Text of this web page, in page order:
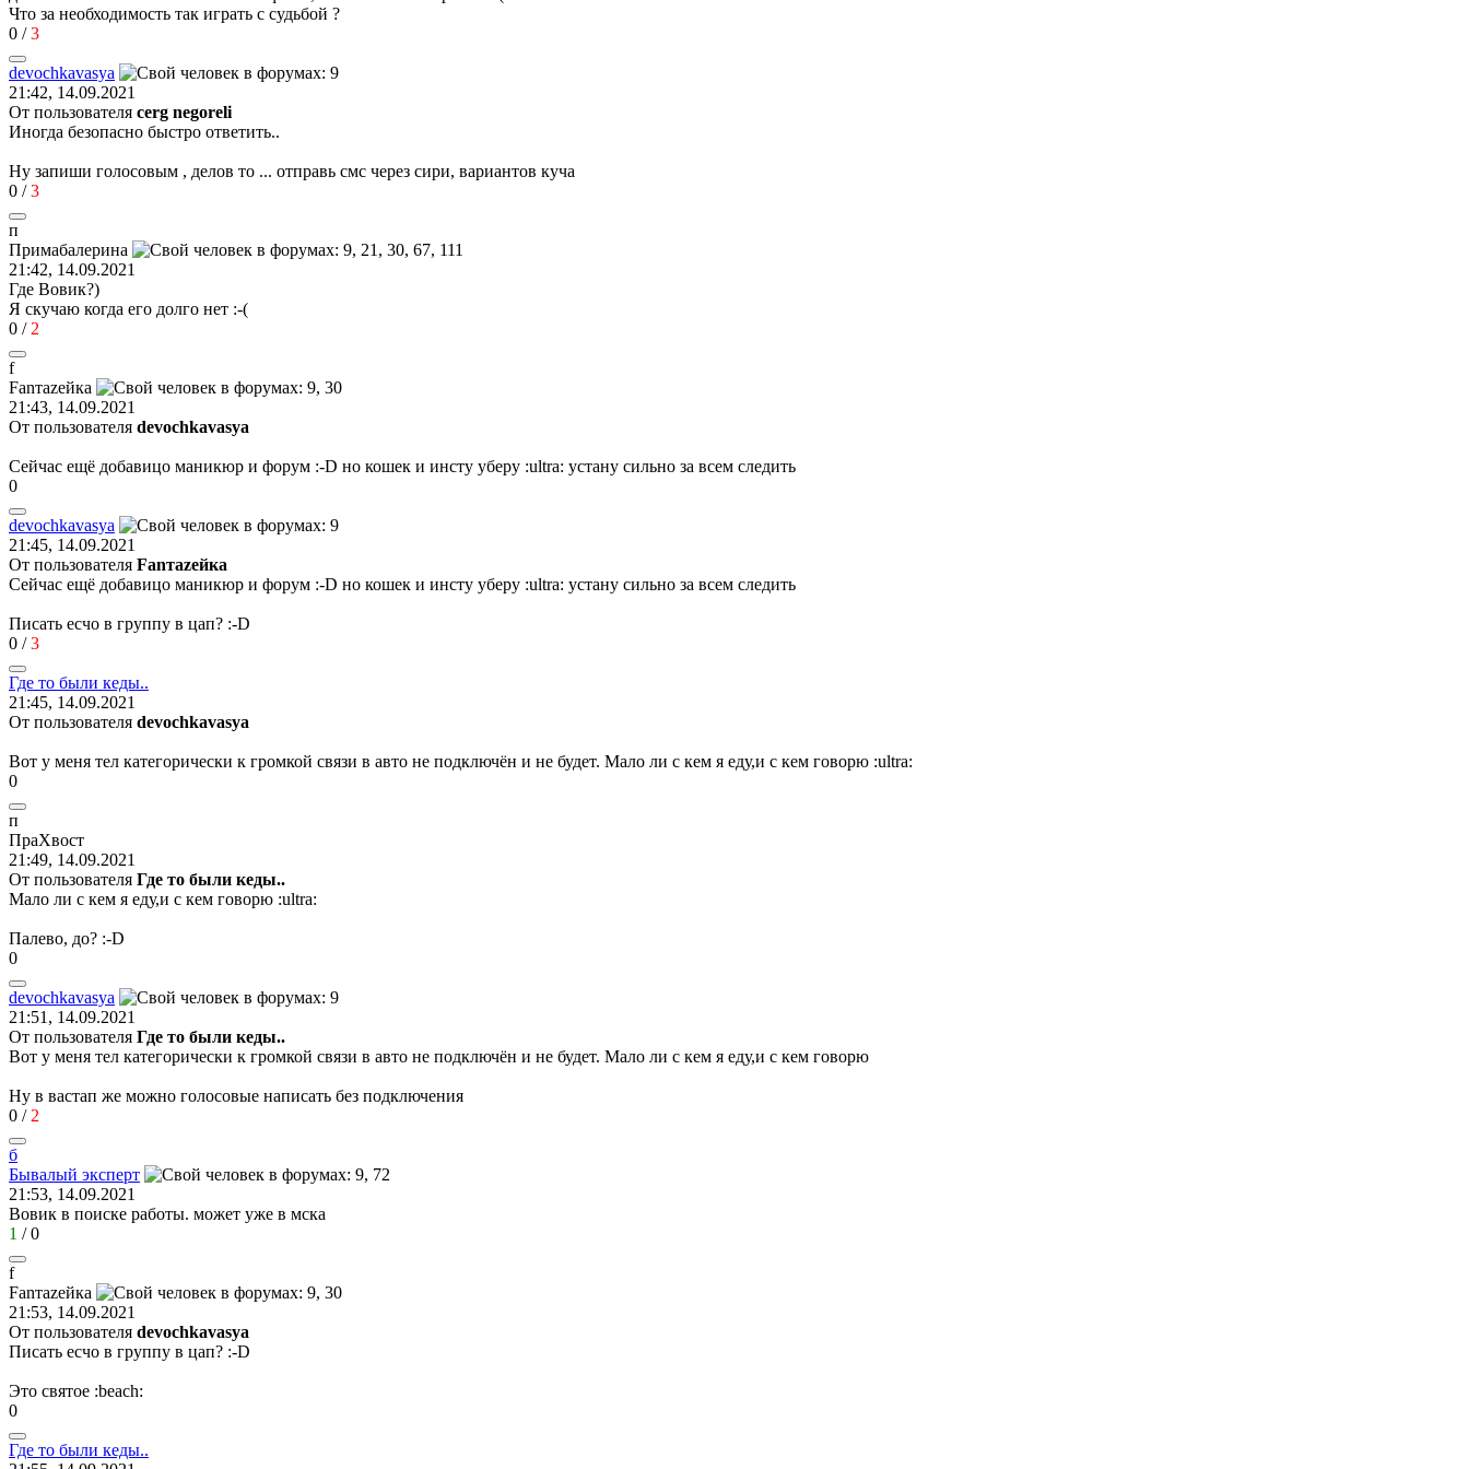
Что за необходимость так играть с судьбой ?
0 /3
devochkavasya
21:42, 14.09.2021
От пользователя cerg negoreli
Иногда безопасно быстро ответить..
Ну запиши голосовым , делов то ... отправь смс через сири, вариантов куча
0 /3
п
Примaбaлерина
21:42, 14.09.2021
Где Вовик?)
Я скучаю когда его долго нет :-(
0 / 2
f
Fanтаzeйкa
21:43, 14.09.2021
От пользователя devochkavasya
Сейчас ещё добавицо маникюр и форум :-D но кошек и инсту уберу :ultra: устану сильно за всем следить
0
devochkavasya
21:45, 14.09.2021
От пользователя Fanтаzeйкa
Сейчас ещё добавицо маникюр и форум :-D но кошек и инсту уберу :ultra: устану сильно за всем следить
Писать есчо в группу в цап? :-D
0 /3
Где то были кеды..
21:45, 14.09.2021
От пользователя devochkavasya
Вот у меня тел категорически к громкой связи в авто не подключён и не будет. Мало ли с кем я еду,и с кем говорю :ultra:
0
п
ПраХвост
21:49, 14.09.2021
От пользователя Где то были кеды..
Мало ли с кем я еду,и с кем говорю :ultra:
Палево, до? :-D
0
devochkavasya
21:51, 14.09.2021
От пользователя Где то были кеды..
Вот у меня тел категорически к громкой связи в авто не подключён и не будет. Мало ли с кем я еду,и с кем говорю
Ну в вастап же можно голосовые написать без подключения
0 / 2
б
Бывалый эксперт
21:53, 14.09.2021
Вовик в поиске работы. может уже в мска
1 /0
f
Fanтаzeйкa
21:53, 14.09.2021
От пользователя devochkavasya
Писать есчо в группу в цап? :-D
Это святое :beach:
0
Где то были кеды..